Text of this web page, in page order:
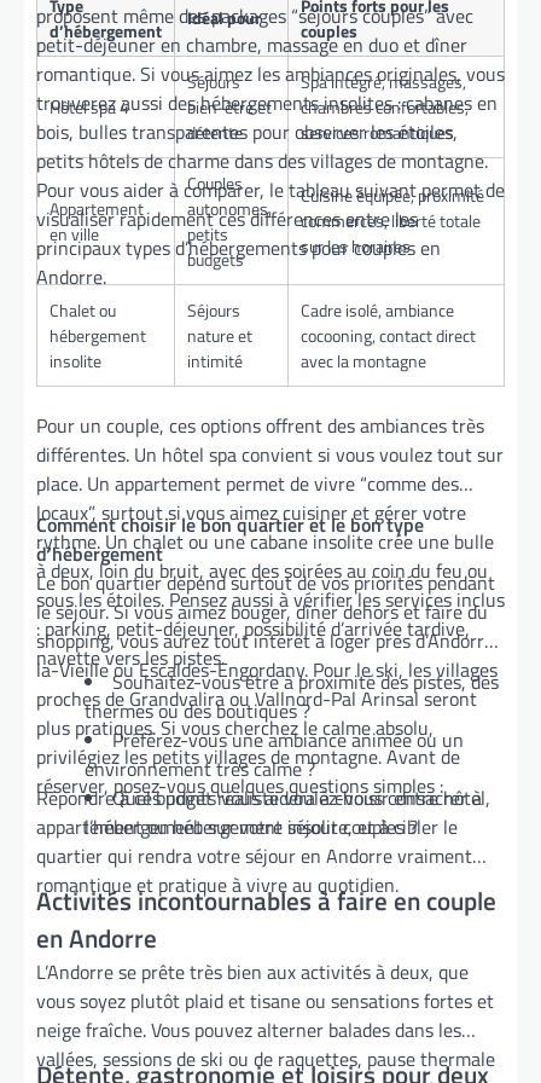
proposent même des packages “séjours couples” avec
petit-déjeuner en chambre, massage en duo et dîner
romantique. Si vous aimez les ambiances originales, vous
trouverez aussi des hébergements insolites : cabanes en
bois, bulles transparentes pour observer les étoiles,
petits hôtels de charme dans des villages de montagne.
Pour vous aider à comparer, le tableau suivant permet de
visualiser rapidement ces différences entre les
principaux types d’hébergements pour couples en
Andorre.
Type
d’hébergement
Idéal pour
Points forts pour les
couples
Hôtel spa 4
Séjours
bien-être et
détente
Spa intégré, massages,
chambres confortables,
services romantiques
Appartement
en ville
Couples
autonomes,
petits
budgets
Cuisine équipée, proximité
commerces, liberté totale
sur les horaires
Chalet ou
hébergement
insolite
Séjours
nature et
intimité
Cadre isolé, ambiance
cocooning, contact direct
avec la montagne
Pour un couple, ces options offrent des ambiances très
différentes. Un hôtel spa convient si vous voulez tout sur
place. Un appartement permet de vivre “comme des
locaux”, surtout si vous aimez cuisiner et gérer votre
rythme. Un chalet ou une cabane insolite crée une bulle
à deux, loin du bruit, avec des soirées au coin du feu ou
sous les étoiles. Pensez aussi à vérifier les services inclus
: parking, petit-déjeuner, possibilité d’arrivée tardive,
navette vers les pistes.
Comment choisir le bon quartier et le bon type
d’hébergement
Le bon quartier dépend surtout de vos priorités pendant
le séjour. Si vous aimez bouger, dîner dehors et faire du
shopping, vous aurez tout intérêt à loger près d’Andorre-
la-Vieille ou Escaldes-Engordany. Pour le ski, les villages
proches de Grandvalira ou Vallnord-Pal Arinsal seront
plus pratiques. Si vous cherchez le calme absolu,
privilégiez les petits villages de montagne. Avant de
réserver, posez-vous quelques questions simples :
Souhaitez-vous être à proximité des pistes, des
thermes ou des boutiques ?
Préférez-vous une ambiance animée ou un
environnement très calme ?
Quel budget réaliste voulez-vous consacrer à
l’hébergement sur votre séjour couples ?
Répondre à ces points vous aidera à choisir entre hôtel,
appartement ou hébergement insolite, et à cibler le
quartier qui rendra votre séjour en Andorre vraiment
romantique et pratique à vivre au quotidien.
Activités incontournables à faire en couple
en Andorre
L’Andorre se prête très bien aux activités à deux, que
vous soyez plutôt plaid et tisane ou sensations fortes et
neige fraîche. Vous pouvez alterner balades dans les
vallées, sessions de ski ou de raquettes, pause thermale
Détente, gastronomie et loisirs pour deux